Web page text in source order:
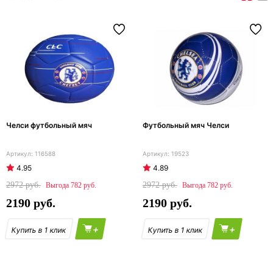
Челси футбольный мяч
116588
4.95
2972
782
2190
+
Футбольный мяч Челси
19523
4.89
2972
782
2190
+